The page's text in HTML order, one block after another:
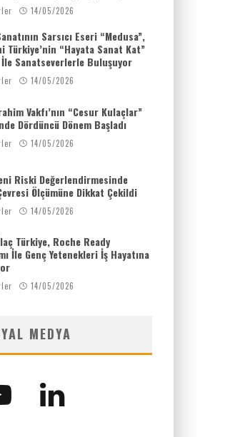
14/05/2026
Sarsıcı Eseri “Medusa”,
Türkiye’nin “Hayata Sanat Kat”
Sanatseverlerle Buluşuyor
14/05/2026
Vakfı’nın “Cesur Kulaçlar”
Dördüncü Dönem Başladı
14/05/2026
Riski Değerlendirmesinde
Ölçümüne Dikkat Çekildi
14/05/2026
Türkiye, Roche Ready
İle Genç Yetenekleri İş Hayatına
14/05/2026
MEDYA